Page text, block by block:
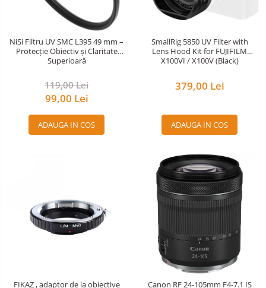
NiSi Filtru UV SMC L395 49 mm –
Protecție Obiectiv și Claritate
Superioară
119,00 Lei
99,00 Lei
ADAUGA IN COS
SmallRig 5850 UV Filter with
Lens Hood Kit for FUJIFILM
X100VI / X100V (Black)
379,00 Lei
ADAUGA IN COS
FIKAZ , adaptor de la obiective
Canon RF 24-105mm F4-7.1 IS